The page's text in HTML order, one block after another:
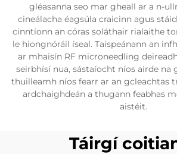
gléasanna seo mar gheall ar a n-
cineálacha éagsúla craicinn agus
cinntíonn an córas soláthair rialaithe
le hiongnóráil íseal. Taispeánann an
ar mhaisín RF microneedling
seirbhísí nua, sástaíocht níos airde na
thuilleamh níos fearr ar an gcleachtas
ardchaighdeán a thugann feabhas
aistéit.
Táirgí